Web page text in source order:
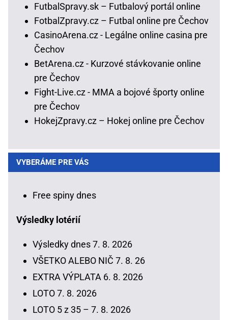
FutbalSpravy.sk – Futbalový portál online
FotbalZpravy.cz – Futbal online pre Čechov
CasinoArena.cz - Legálne online casina pre
Čechov
BetArena.cz - Kurzové stávkovanie online
pre Čechov
Fight-Live.cz - MMA a bojové športy online
pre Čechov
HokejZpravy.cz – Hokej online pre Čechov
VYBERÁME PRE VÁS
Free spiny dnes
Výsledky lotérií
Výsledky dnes 7. 8. 2026
VŠETKO ALEBO NIČ 7. 8. 26
EXTRA VÝPLATA 6. 8. 2026
LOTO 7. 8. 2026
LOTO 5 z 35 – 7. 8. 2026